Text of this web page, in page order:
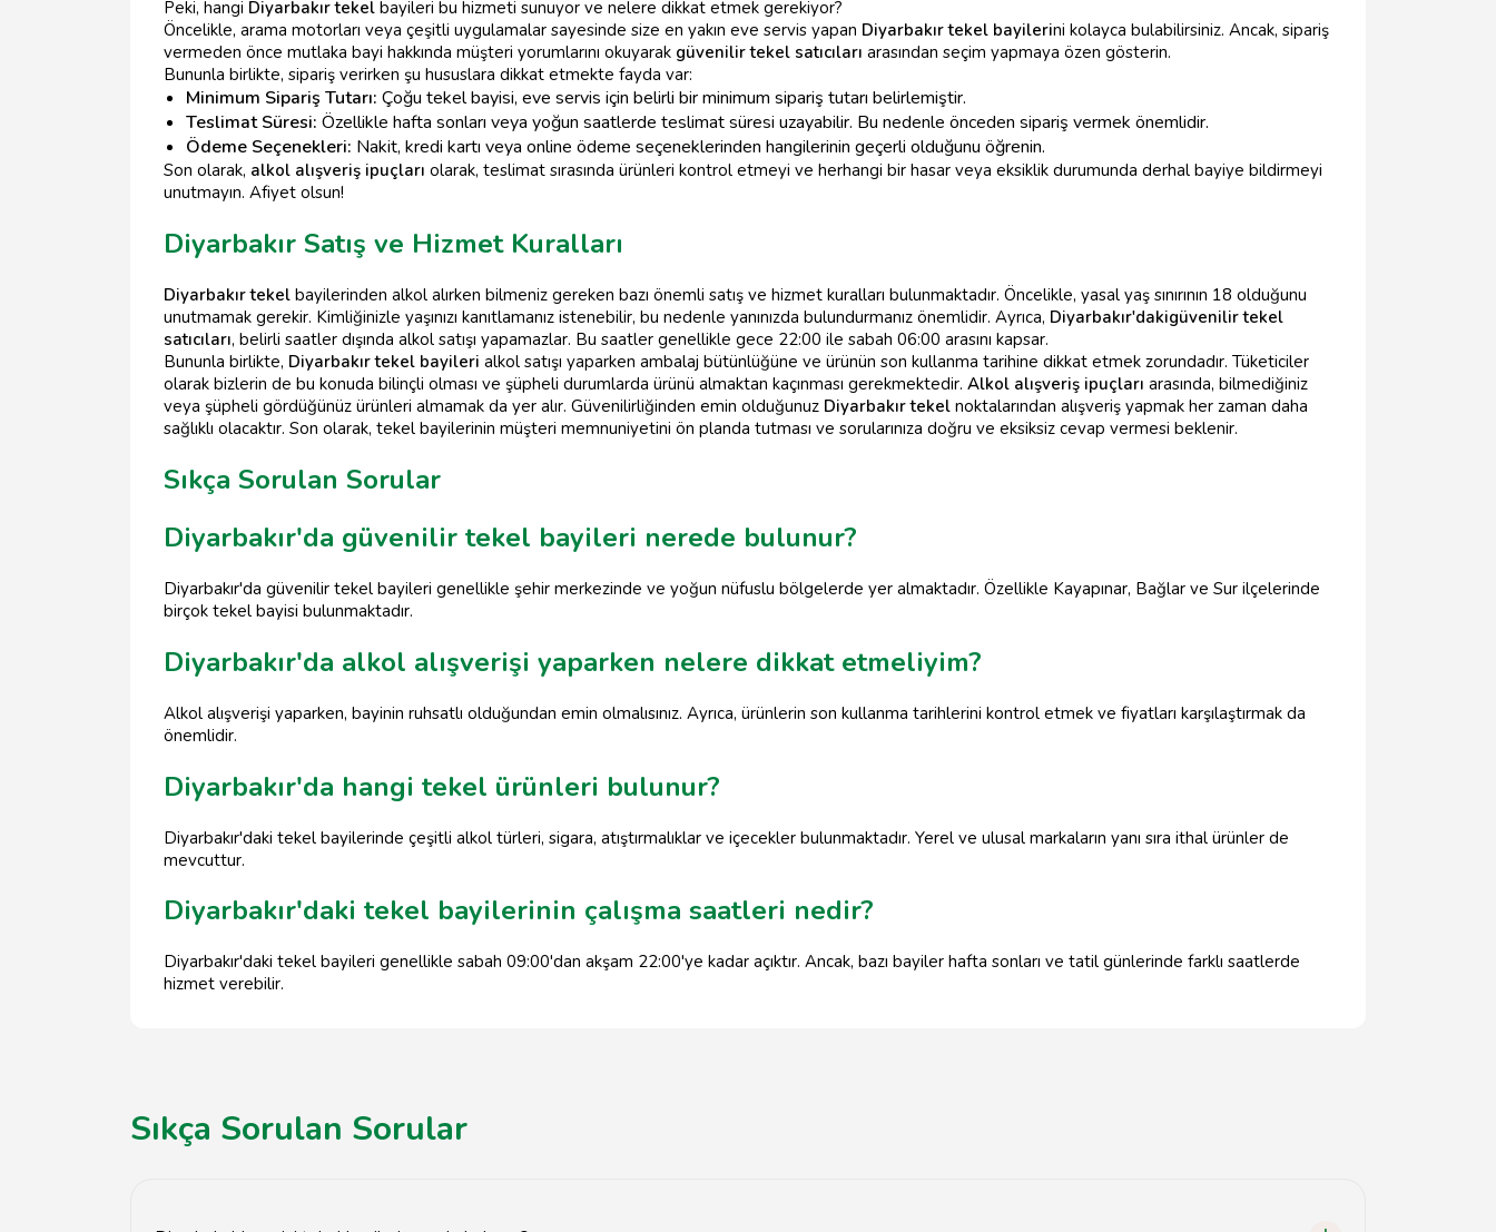
Peki, hangi Diyarbakır tekel bayileri bu hizmeti sunuyor ve nelere dikkat etmek gerekiyor?
Öncelikle, arama motorları veya çeşitli uygulamalar sayesinde size en yakın eve servis yapan Diyarbakır tekel bayilerini kolayca bulabilirsiniz. Ancak, sipariş
vermeden önce mutlaka bayi hakkında müşteri yorumlarını okuyarak güvenilir tekel satıcıları arasından seçim yapmaya özen gösterin.
Bununla birlikte, sipariş verirken şu hususlara dikkat etmekte fayda var:
Minimum Sipariş Tutarı: Çoğu tekel bayisi, eve servis için belirli bir minimum sipariş tutarı belirlemiştir.
Teslimat Süresi: Özellikle hafta sonları veya yoğun saatlerde teslimat süresi uzayabilir. Bu nedenle önceden sipariş vermek önemlidir.
Ödeme Seçenekleri: Nakit, kredi kartı veya online ödeme seçeneklerinden hangilerinin geçerli olduğunu öğrenin.
Son olarak, alkol alışveriş ipuçları olarak, teslimat sırasında ürünleri kontrol etmeyi ve herhangi bir hasar veya eksiklik durumunda derhal bayiye bildirmeyi
unutmayın. Afiyet olsun!
Diyarbakır Satış ve Hizmet Kuralları
Diyarbakır tekel bayilerinden alkol alırken bilmeniz gereken bazı önemli satış ve hizmet kuralları bulunmaktadır. Öncelikle, yasal yaş sınırının 18 olduğunu
unutmamak gerekir. Kimliğinizle yaşınızı kanıtlamanız istenebilir, bu nedenle yanınızda bulundurmanız önemlidir. Ayrıca, Diyarbakır'dakigüvenilir tekel
satıcıları, belirli saatler dışında alkol satışı yapamazlar. Bu saatler genellikle gece 22:00 ile sabah 06:00 arasını kapsar.
Bununla birlikte, Diyarbakır tekel bayileri alkol satışı yaparken ambalaj bütünlüğüne ve ürünün son kullanma tarihine dikkat etmek zorundadır. Tüketiciler
olarak bizlerin de bu konuda bilinçli olması ve şüpheli durumlarda ürünü almaktan kaçınması gerekmektedir. Alkol alışveriş ipuçları arasında, bilmediğiniz
veya şüpheli gördüğünüz ürünleri almamak da yer alır. Güvenilirliğinden emin olduğunuz Diyarbakır tekel noktalarından alışveriş yapmak her zaman daha
sağlıklı olacaktır. Son olarak, tekel bayilerinin müşteri memnuniyetini ön planda tutması ve sorularınıza doğru ve eksiksiz cevap vermesi beklenir.
Sıkça Sorulan Sorular
Diyarbakır'da güvenilir tekel bayileri nerede bulunur?
Diyarbakır'da güvenilir tekel bayileri genellikle şehir merkezinde ve yoğun nüfuslu bölgelerde yer almaktadır. Özellikle Kayapınar, Bağlar ve Sur ilçelerinde
birçok tekel bayisi bulunmaktadır.
Diyarbakır'da alkol alışverişi yaparken nelere dikkat etmeliyim?
Alkol alışverişi yaparken, bayinin ruhsatlı olduğundan emin olmalısınız. Ayrıca, ürünlerin son kullanma tarihlerini kontrol etmek ve fiyatları karşılaştırmak da
önemlidir.
Diyarbakır'da hangi tekel ürünleri bulunur?
Diyarbakır'daki tekel bayilerinde çeşitli alkol türleri, sigara, atıştırmalıklar ve içecekler bulunmaktadır. Yerel ve ulusal markaların yanı sıra ithal ürünler de
mevcuttur.
Diyarbakır'daki tekel bayilerinin çalışma saatleri nedir?
Diyarbakır'daki tekel bayileri genellikle sabah 09:00'dan akşam 22:00'ye kadar açıktır. Ancak, bazı bayiler hafta sonları ve tatil günlerinde farklı saatlerde
hizmet verebilir.
Sıkça Sorulan Sorular